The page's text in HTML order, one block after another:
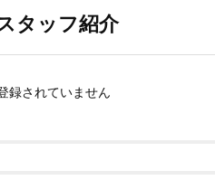
タッフ紹介
録されていません